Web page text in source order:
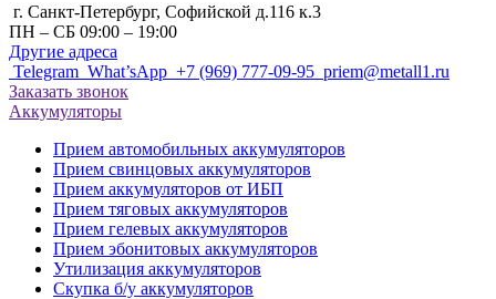
г. Санкт-Петербург, Cофийской д.116 к.3
ПН – СБ 09:00 – 19:00
Другие адреса
Telegram What’sApp +7 (969) 777-09-95 priem@metall1.ru
Заказать звонок
Аккумуляторы
Прием автомобильных аккумуляторов
Прием свинцовых аккумуляторов
Прием аккумуляторов от ИБП
Прием тяговых аккумуляторов
Прием гелевых аккумуляторов
Прием эбонитовых аккумуляторов
Утилизация аккумуляторов
Скупка б/у аккумуляторов